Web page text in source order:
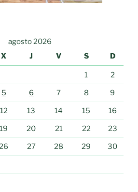
agosto 2026
X J V S D
1 2
5 6 7 8 9
12 13 14 15 16
19 20 21 22 23
26 27 28 29 30